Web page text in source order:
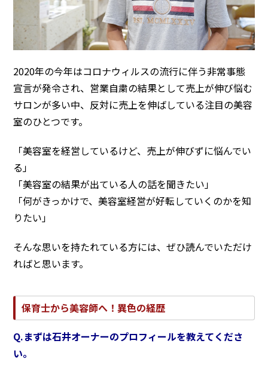
2020年の今年はコロナウィルスの流行に伴う非常事態
宣言が発令され、営業自粛の結果として売上が伸び悩む
サロンが多い中、反対に売上を伸ばしている注目の美容
室のひとつです。
「美容室を経営しているけど、売上が伸びずに悩んでい
る」
「美容室の結果が出ている人の話を聞きたい」
「何がきっかけで、美容室経営が好転していくのかを知
りたい」
そんな思いを持たれている方には、ぜひ読んでいただけ
ればと思います。
保育士から美容師へ！異色の経歴
Q.まずは石井オーナーのプロフィールを教えてくださ
い。